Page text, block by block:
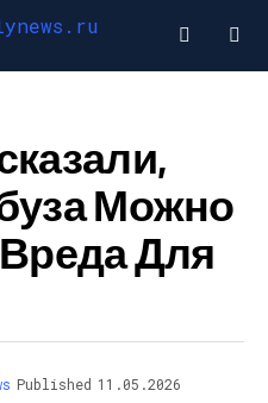
Можно
Для
Published 11.05.2026